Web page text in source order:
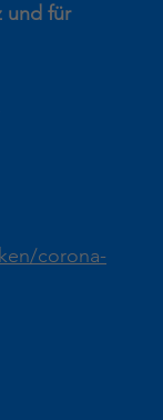
und für
corona-